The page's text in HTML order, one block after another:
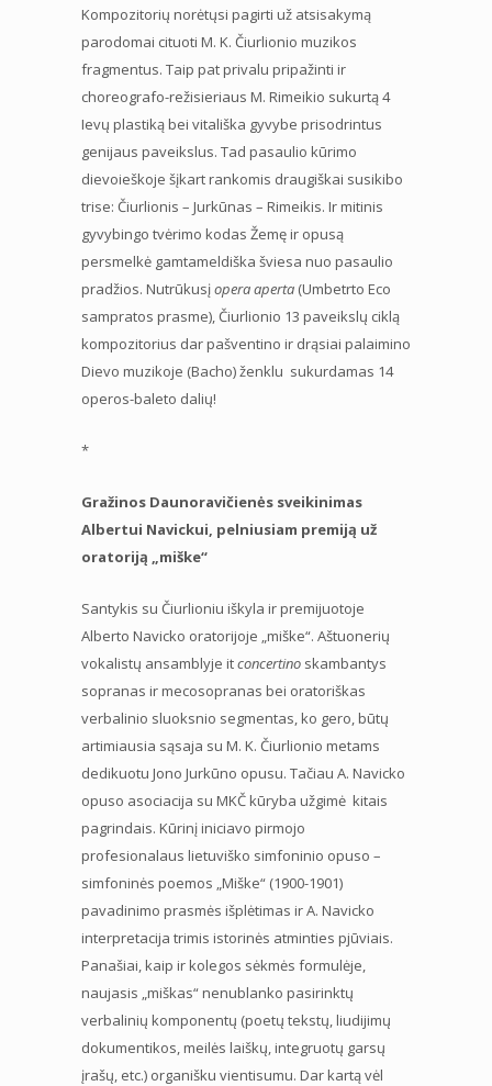
Kompozitorių norėtųsi pagirti už atsisakymą
parodomai cituoti M. K. Čiurlionio muzikos
fragmentus. Taip pat privalu pripažinti ir
choreografo-režisieriaus M. Rimeikio sukurtą 4
Ievų plastiką bei vitališka gyvybe prisodrintus
genijaus paveikslus. Tad pasaulio kūrimo
dievoieškoje šįkart rankomis draugiškai susikibo
trise: Čiurlionis – Jurkūnas – Rimeikis. Ir mitinis
gyvybingo tvėrimo kodas Žemę ir opusą
persmelkė gamtameldiška šviesa nuo pasaulio
pradžios. Nutrūkusįopera aperta (Umbetrto Eco
sampratos prasme), Čiurlionio 13 paveikslų ciklą
kompozitorius dar pašventino ir drąsiai palaimino
Dievo muzikoje (Bacho) ženklu sukurdamas 14
operos-baleto dalių!
*
Gražinos Daunoravičienės sveikinimas
Albertui Navickui, pelniusiam premiją už
oratoriją „miške“
Santykis su Čiurlioniu iškyla ir premijuotoje
Alberto Navicko oratorijoje „miške“. Aštuonerių
vokalistų ansamblyje itconcertino skambantys
sopranas ir mecosopranas bei oratoriškas
verbalinio sluoksnio segmentas, ko gero, būtų
artimiausia sąsaja su M. K. Čiurlionio metams
dedikuotu Jono Jurkūno opusu. Tačiau A. Navicko
opuso asociacija su MKČ kūryba užgimė kitais
pagrindais. Kūrinį iniciavo pirmojo
profesionalaus lietuviško simfoninio opuso –
simfoninės poemos „Miške“ (1900-1901)
pavadinimo prasmės išplėtimas ir A. Navicko
interpretacija trimis istorinės atminties pjūviais.
Panašiai, kaip ir kolegos sėkmės formulėje,
naujasis „miškas“ nenublanko pasirinktų
verbalinių komponentų (poetų tekstų, liudijimų
dokumentikos, meilės laiškų, integruotų garsų
įrašų, etc.) organišku vientisumu. Dar kartą vėl